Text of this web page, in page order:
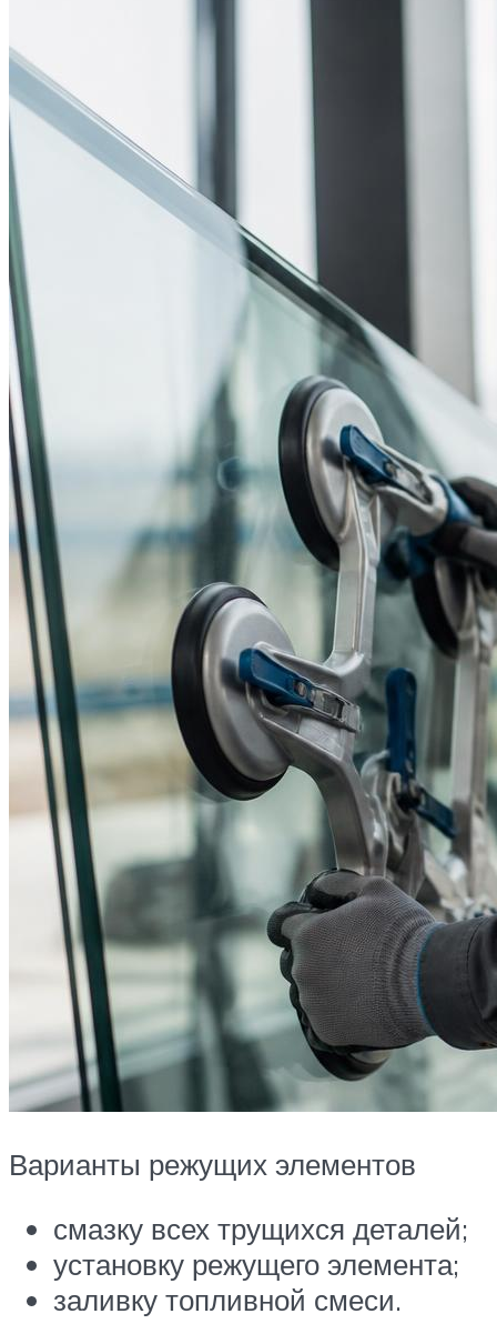
Варианты режущих элементов
смазку всех трущихся деталей;
установку режущего элемента;
заливку топливной смеси.